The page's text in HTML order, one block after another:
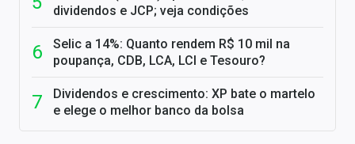
dividendos e JCP; veja condições
Selic a 14%: Quanto rendem R$ 10 mil na
poupança, CDB, LCA, LCI e Tesouro?
Dividendos e crescimento: XP bate o martelo
e elege o melhor banco da bolsa